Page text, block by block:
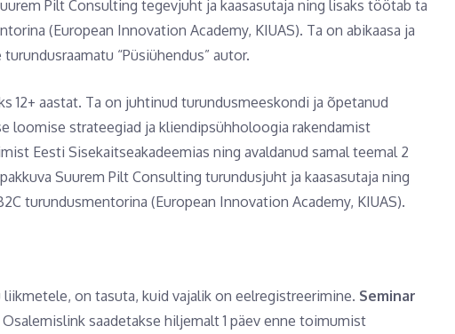
Pilt Consulting tegevjuht ja kaasasutaja ning lisaks töötab ta
(European Innovation Academy, KIUAS). Ta on abikaasa ja
“Püsiühendus” autor.
12+ aastat. Ta on juhtinud turundusmeeskondi ja õpetanud
strateegiad ja kliendipsühholoogia rakendamist
Eesti Sisekaitseakadeemias ning avaldanud samal teemal 2
Suurem Pilt Consulting turundusjuht ja kaasasutaja ning
turundusmentorina (European Innovation Academy, KIUAS).
on tasuta, kuid vajalik on eelregistreerimine. Seminar
Osalemislink saadetakse hiljemalt 1 päev enne toimumist